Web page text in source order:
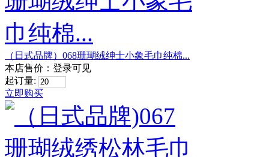
（日式品牌）068珊瑚绒绅士小象毛巾纯棉...
本店售价： 登录可见
起订量:
立即购买